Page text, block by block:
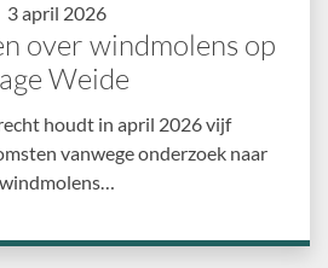
3 april 2026
over windmolens op
Weide
houdt in april 2026 vijf
vanwege onderzoek naar
windmolens…